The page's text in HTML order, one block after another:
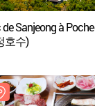
de Sanjeong à
호수)